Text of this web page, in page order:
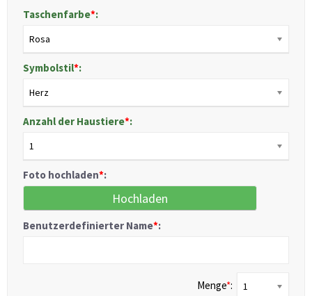
Taschenfarbe*:
Rosa
Symbolstil*:
Herz
Anzahl der Haustiere*:
1
Foto hochladen*:
Hochladen
Benutzerdefinierter Name*:
Menge*: 1